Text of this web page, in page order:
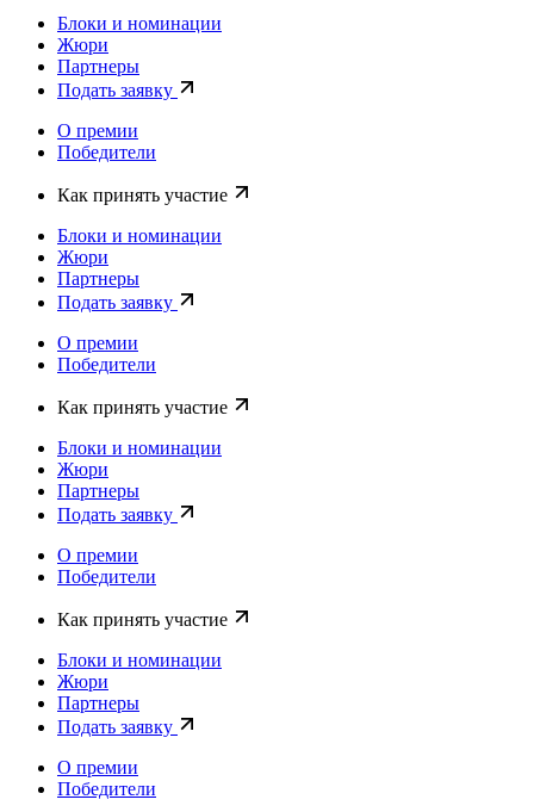
Блоки и номинации
Жюри
Партнеры
Подать заявку
О премии
Победители
Как принять участие
Блоки и номинации
Жюри
Партнеры
Подать заявку
О премии
Победители
Как принять участие
Блоки и номинации
Жюри
Партнеры
Подать заявку
О премии
Победители
Как принять участие
Блоки и номинации
Жюри
Партнеры
Подать заявку
О премии
Победители